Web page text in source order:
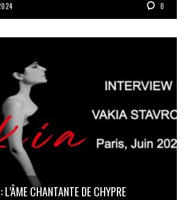
0
CHANTANTE DE CHYPRE